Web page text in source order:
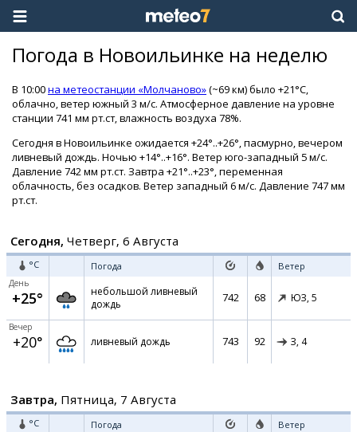
Погода в Новоильинке на неделю
В 10:00на метеостанции «Молчаново»(~69 км) было +21°C,
облачно, ветер южный 3 м/с. Атмосферное давление на уровне
станции 741 мм рт.ст, влажность воздуха 78%.
Сегодня в Новоильинке ожидается +24°..+26°, пасмурно, вечером
ливневый дождь. Ночью +14°..+16°. Ветер юго-западный 5 м/с.
Давление 742 мм рт.ст. Завтра +21°..+23°, переменная
облачность, без осадков. Ветер западный 6 м/с. Давление 747 мм
рт.ст.
Сегодня, Четверг, 6 Августа
°C Погода Ветер
День
+25°
небольшой ливневый
дождь
742 68 ЮЗ, 5
Вечер
+20° ливневый дождь 743 92 З, 4
Завтра, Пятница, 7 Августа
°C Погода Ветер